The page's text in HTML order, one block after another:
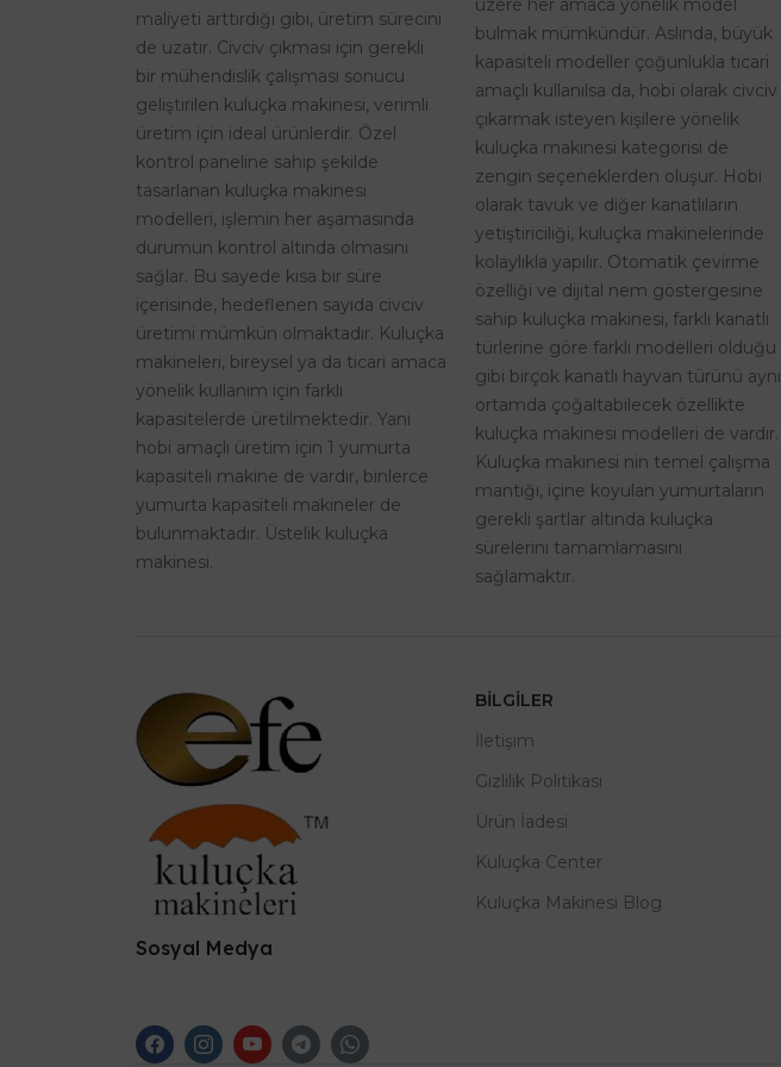
maliyeti arttırdığı gibi, üretim sürecini
de uzatır. Civciv çıkması için gerekli
bir mühendislik çalışması sonucu
geliştirilen kuluçka makinesi, verimli
üretim için ideal ürünlerdir. Özel
kontrol paneline sahip şekilde
tasarlanan kuluçka makinesi
modelleri, işlemin her aşamasında
durumun kontrol altında olmasını
sağlar. Bu sayede kısa bir süre
içerisinde, hedeflenen sayıda civciv
üretimi mümkün olmaktadır. Kuluçka
makineleri, bireysel ya da ticari amaca
yönelik kullanım için farklı
kapasitelerde üretilmektedir. Yani
hobi amaçlı üretim için 1 yumurta
kapasiteli makine de vardır, binlerce
yumurta kapasiteli makineler de
bulunmaktadır. Üstelik kuluçka
makinesi.
üzere her amaca yönelik model
bulmak mümkündür. Aslında, büyük
kapasiteli modeller çoğunlukla ticari
amaçlı kullanılsa da, hobi olarak civciv
çıkarmak isteyen kişilere yönelik
kuluçka makinesi kategorisi de
zengin seçeneklerden oluşur. Hobi
olarak tavuk ve diğer kanatlıların
yetiştiriciliği, kuluçka makinelerinde
kolaylıkla yapılır. Otomatik çevirme
özelliği ve dijital nem göstergesine
sahip kuluçka makinesi, farklı kanatlı
türlerine göre farklı modelleri olduğu
gibi birçok kanatlı hayvan türünü aynı
ortamda çoğaltabilecek özellikte
kuluçka makinesi modelleri de vardır.
Kuluçka makinesi nin temel çalışma
mantığı, içine koyulan yumurtaların
gerekli şartlar altında kuluçka
sürelerini tamamlamasını
sağlamaktır.
Sosyal Medya
BILGILER
İletişim
Gizlilik Politikası
Ürün İadesi
Kuluçka Center
Kuluçka Makinesi Blog